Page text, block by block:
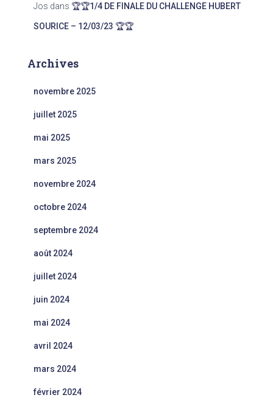
Jos dans 🏆🏆1/4 DE FINALE DU CHALLENGE HUBERT
SOURICE – 12/03/23 🏆🏆
Archives
novembre 2025
juillet 2025
mai 2025
mars 2025
novembre 2024
octobre 2024
septembre 2024
août 2024
juillet 2024
juin 2024
mai 2024
avril 2024
mars 2024
février 2024